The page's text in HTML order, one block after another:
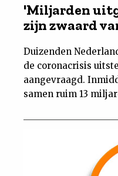
'Miljarden
zijn zwaard
Duizenden
de coronacrisis
aangevraagd.
samen ruim 13